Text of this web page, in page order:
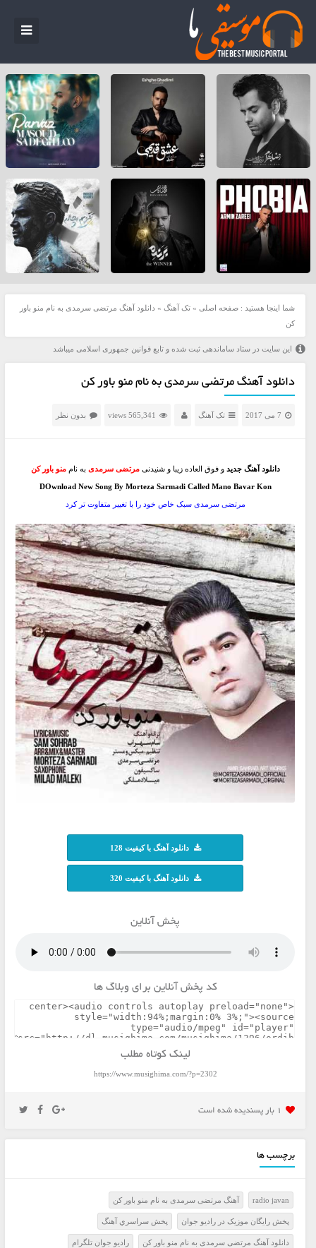
شما اینجا هستید : صفحه اصلی » تک آهنگ » دانلود آهنگ مرتضی سرمدی به نام منو باور
کن
این سایت در ستاد ساماندهی ثبت شده و تابع قوانین جمهوری اسلامی میباشد
دانلود آهنگ مرتضی سرمدی به نام منو باور کن
7 می 2017 تک آهنگ 565,341 views بدون نظر
دانلود آهنگ جدید و فوق العاده زیبا و شنیدنی مرتضی سرمدی به ناممنو باور کن
DOwnload New Song By Morteza Sarmadi Called Mano Bavar Kon
مرتضی سرمدی سبک خاص خود را با تغییر متفاوت تر کرد
دانلود آهنگ با کیفیت 128
دانلود آهنگ با کیفیت 320
پخش آنلاین
کد پخش آنلاین برای وبلاگ ها
لینک کوتاه مطلب
https://www.musighima.com/?p=2302
1 بار پسنديده شده است
برچسب ها
radio javan آهنگ مرتضی سرمدی به نام منو باور کن
پخش رايگان موزيک در راديو جوان پخش سراسري آهنگ
دانلود آهنگ مرتضی سرمدی به نام منو باور کن راديو جوان تلگرام